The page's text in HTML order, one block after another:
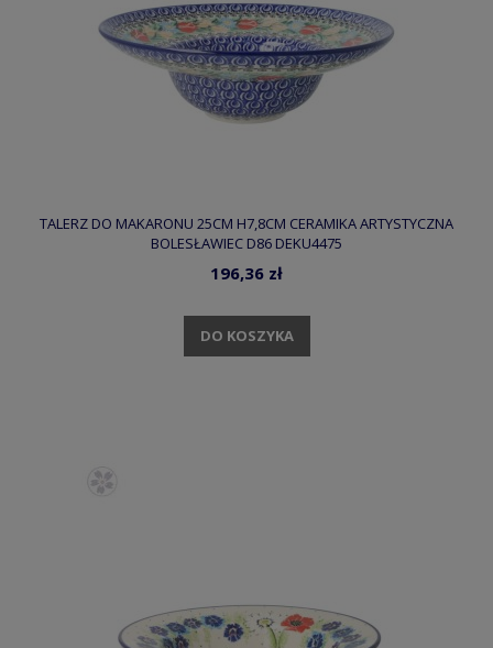
TALERZ DO MAKARONU 25CM H7,8CM CERAMIKA ARTYSTYCZNA
BOLESŁAWIEC D86 DEKU4475
196,36 zł
DO KOSZYKA